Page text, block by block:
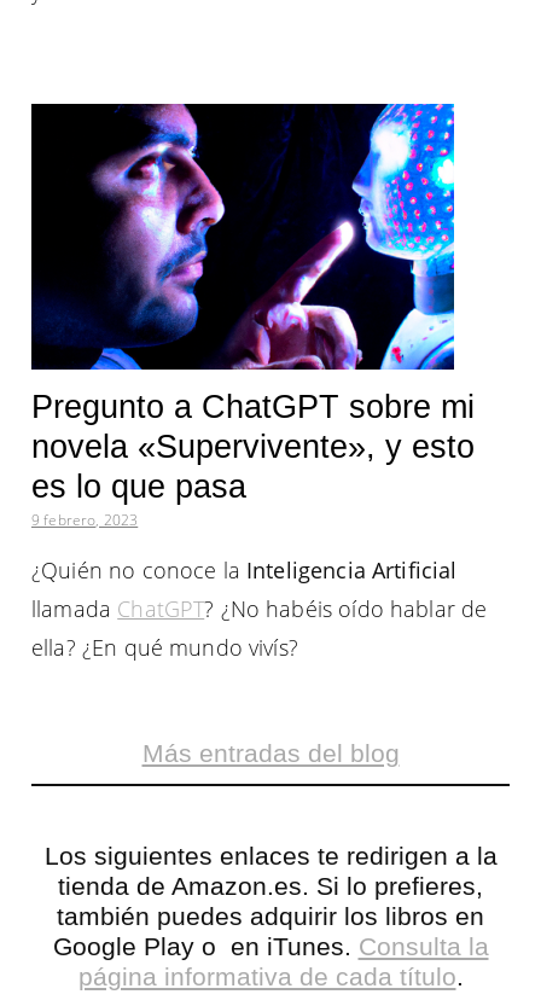
Pregunto a ChatGPT sobre mi
novela «Supervivente», y esto
es lo que pasa
9 febrero, 2023
¿Quién no conoce la Inteligencia Artificial
llamada ChatGPT? ¿No habéis oído hablar de
ella? ¿En qué mundo vivís?
Más entradas del blog
Los siguientes enlaces te redirigen a la
tienda de Amazon.es. Si lo prefieres,
también puedes adquirir los libros en
Google Play o en iTunes. Consulta la
página informativa de cada título.